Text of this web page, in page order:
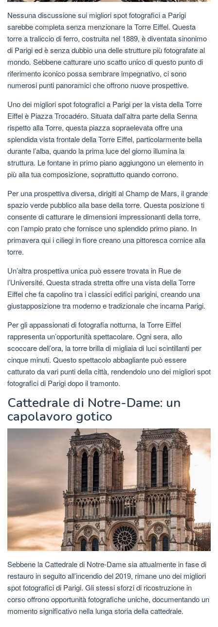
Nessuna discussione sui migliori spot fotografici a Parigi
sarebbe completa senza menzionare la Torre Eiffel. Questa
torre a traliccio di ferro, costruita nel 1889, è diventata sinonimo
di Parigi ed è senza dubbio una delle strutture più fotografate al
mondo. Sebbene catturare uno scatto unico di questo punto di
riferimento iconico possa sembrare impegnativo, ci sono
numerosi punti panoramici che offrono nuove prospettive.
Uno dei migliori spot fotografici a Parigi per la vista della Torre
Eiffel è Piazza Trocadéro. Situata dall’altra parte della Senna
rispetto alla Torre, questa piazza sopraelevata offre una
splendida vista frontale della Torre Eiffel, particolarmente bella
durante l’alba, quando la prima luce del giorno illumina la
struttura. Le fontane in primo piano aggiungono un elemento in
più alla tua composizione, soprattutto quando corrono.
Per una prospettiva diversa, dirigiti al Champ de Mars, il grande
spazio verde pubblico alla base della torre. Questa posizione ti
consente di catturare le dimensioni impressionanti della torre,
con l’ampio prato che fornisce uno splendido primo piano. In
primavera qui i ciliegi in fiore creano una pittoresca cornice alla
torre.
Un’altra prospettiva unica può essere trovata in Rue de
l’Université. Questa strada stretta offre una vista della Torre
Eiffel che fa capolino tra i classici edifici parigini, creando una
giustapposizione tra moderno e tradizionale che incarna Parigi.
Per gli appassionati di fotografia notturna, la Torre Eiffel
rappresenta un’opportunità spettacolare. Ogni sera, allo
scoccare dell’ora, la torre brilla di migliaia di luci scintillanti per
cinque minuti. Questo spettacolo abbagliante può essere
catturato da vari punti della città, rendendolo uno dei migliori spot
fotografici di Parigi dopo il tramonto.
Cattedrale di Notre-Dame: un
capolavoro gotico
Sebbene la Cattedrale di Notre-Dame sia attualmente in fase di
restauro in seguito all’incendio del 2019, rimane uno dei migliori
spot fotografici di Parigi. Gli stessi sforzi di ricostruzione in
corso offrono opportunità fotografiche uniche, documentando un
momento significativo nella lunga storia della cattedrale.